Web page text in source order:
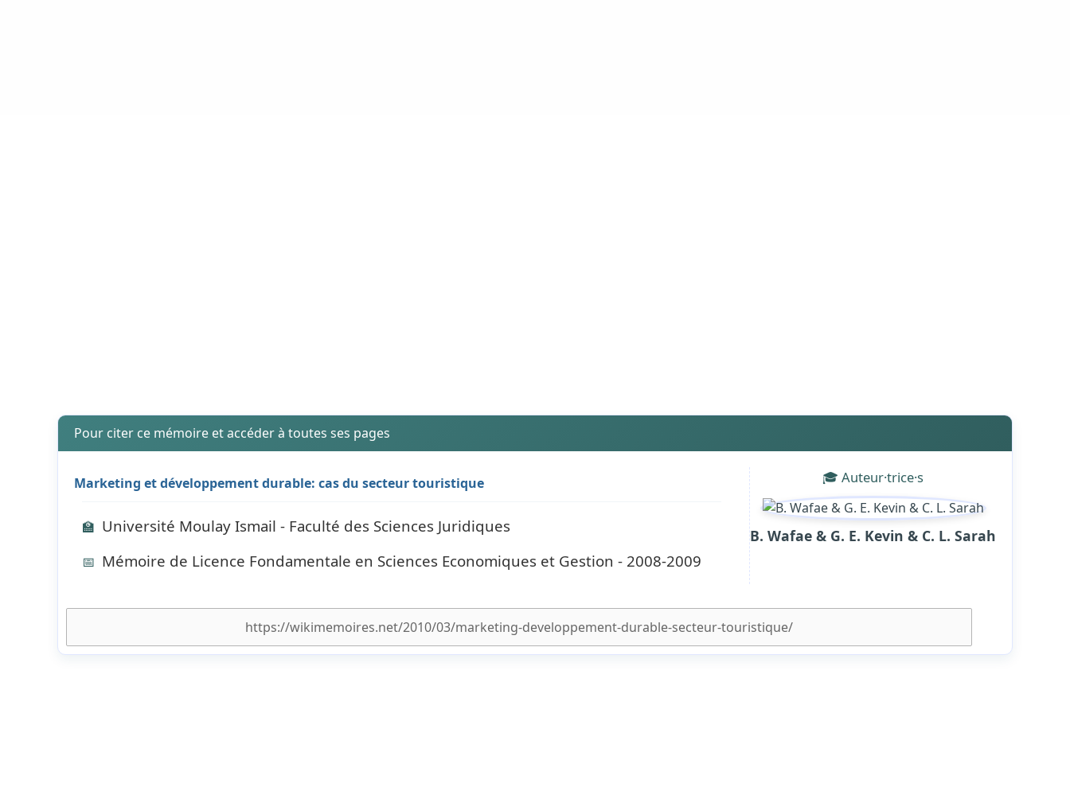
Pour citer ce mémoire et accéder à toutes ses pages
Marketing et développement durable: cas du secteur touristique
🏫 Université Moulay Ismail - Faculté des Sciences Juridiques
📅 Mémoire de Licence Fondamentale en Sciences Economiques et Gestion - 2008-2009
🎓 Auteur·trice·s
B. Wafae & G. E. Kevin & C. L. Sarah